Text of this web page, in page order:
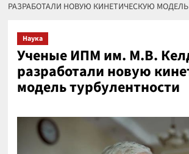
РАЗРАБОТАЛИ НОВУЮ КИНЕТИЧЕСКУЮ
Наука
Ученые ИПМ им. М.В.
разработали новую
модель турбулентности